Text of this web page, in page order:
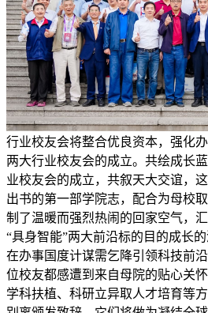
行业校友会将整合优良资本，强化
两大行业校友会的成立。共绘成长
业校友会的成立，共叙天大交谊，
出书的第一部学院志，配合为母校
制了温暖而强烈热闹的回家空气，
“具身智能”两大前沿标的目的成长
在办事国度计谋需乞降引领科技前
位校友都感遭到来自母院的贴心关
学科扶植、科研立异取人才培育等